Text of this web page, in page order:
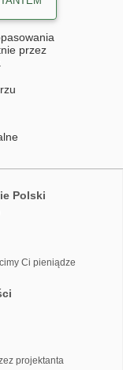
przez
Polski
Ci pieniądze
projektanta